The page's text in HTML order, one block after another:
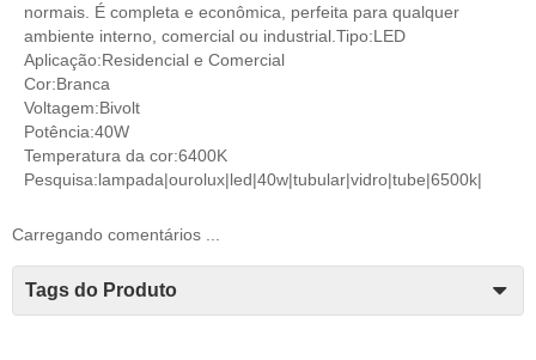
normais. É completa e econômica, perfeita para qualquer
ambiente interno, comercial ou industrial.Tipo:LED
Aplicação:Residencial e Comercial
Cor:Branca
Voltagem:Bivolt
Potência:40W
Temperatura da cor:6400K
Pesquisa:lampada|ourolux|led|40w|tubular|vidro|tube|6500k|
Carregando comentários ...
Tags do Produto